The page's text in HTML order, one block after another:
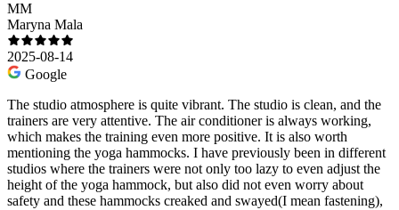
MM
Maryna Mala
2025-08-14
Google
The studio atmosphere is quite vibrant. The studio is clean, and the
trainers are very attentive. The air conditioner is always working,
which makes the training even more positive. It is also worth
mentioning the yoga hammocks. I have previously been in different
studios where the trainers were not only too lazy to even adjust the
height of the yoga hammock, but also did not even worry about
safety and these hammocks creaked and swayed(I mean fastening),